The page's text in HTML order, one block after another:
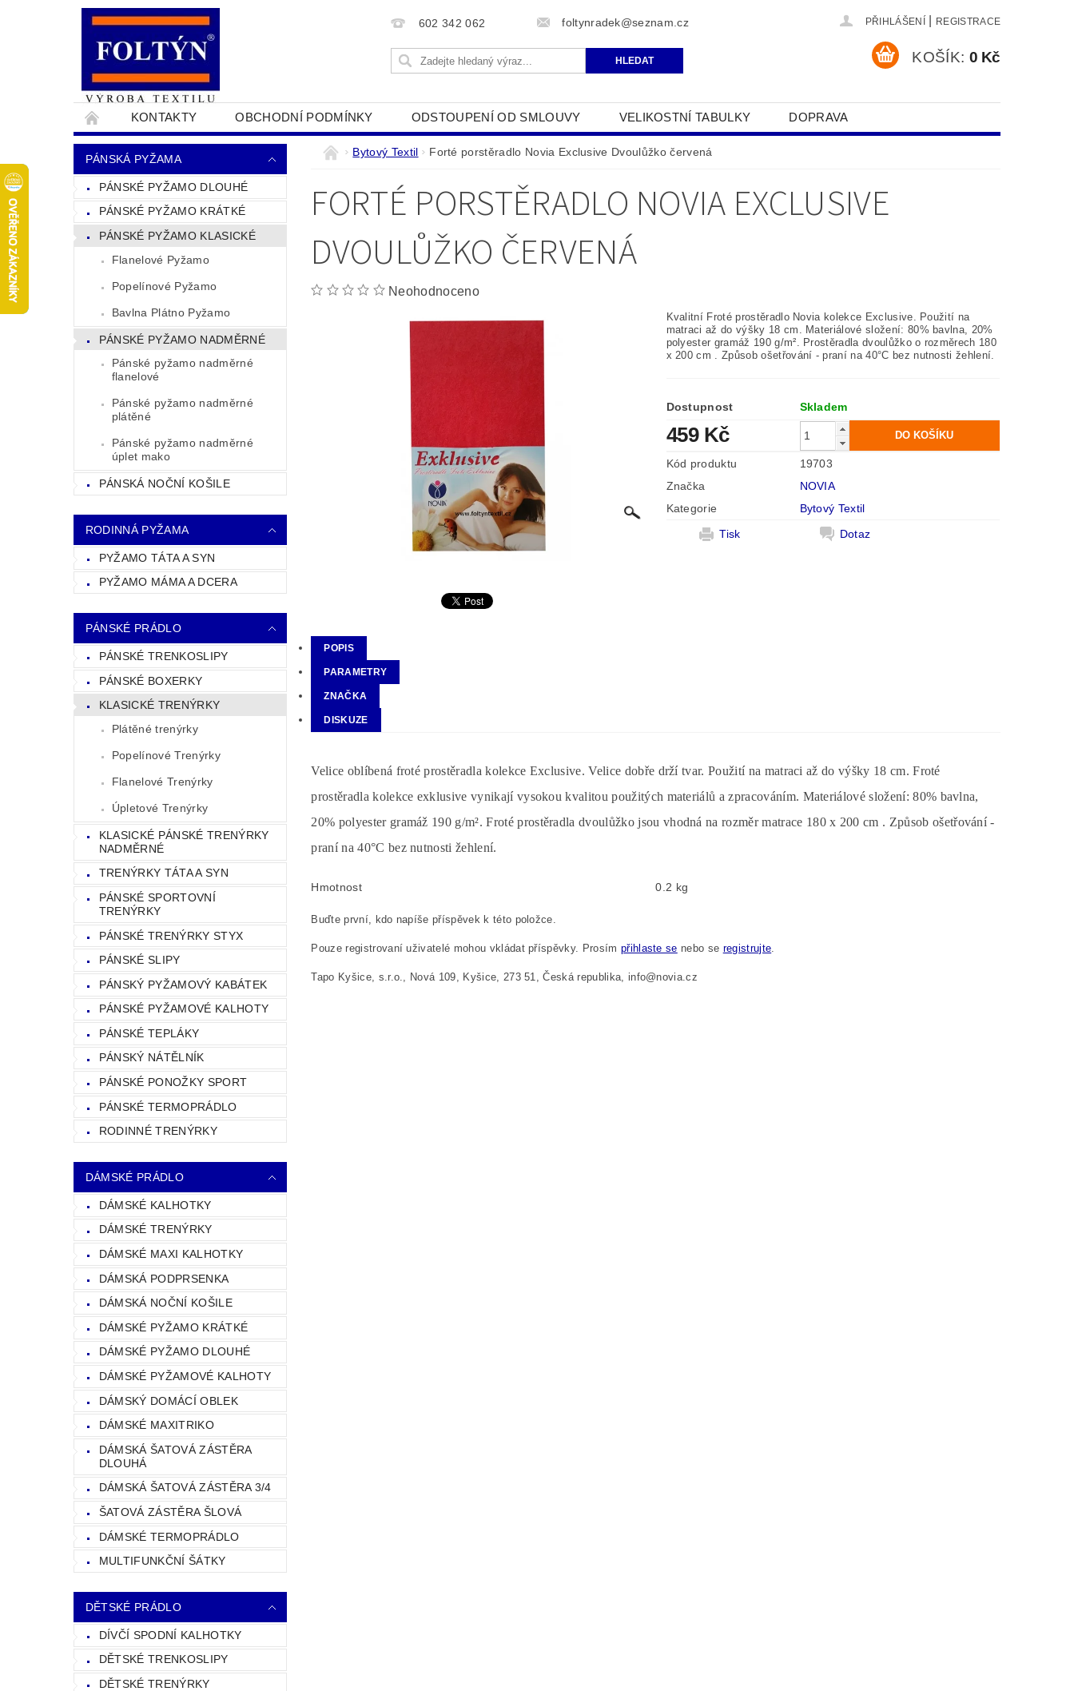
602 342 062 foltynradek@seznam.cz PŘIHLÁŠENÍ REGISTRACE
KOŠÍK: 0 Kč
KONTAKTY OBCHODNÍ PODMÍNKY ODSTOUPENÍ OD SMLOUVY VELIKOSTNÍ TABULKY DOPRAVA
PRO OBCHODNÍKY NAPIŠTE NÁM JAK POUŽÍVÁME COOKIES PODMÍNKY OCHRANY OSOBNÍCH ÚDAJŮ
PÁNSKÁ PYŽAMA
PÁNSKÉ PYŽAMO DLOUHÉ
PÁNSKÉ PYŽAMO KRÁTKÉ
PÁNSKÉ PYŽAMO KLASICKÉ
Flanelové Pyžamo
Popelínové Pyžamo
Bavlna Plátno Pyžamo
PÁNSKÉ PYŽAMO NADMĚRNÉ
Pánské pyžamo nadměrné
flanelové
Pánské pyžamo nadměrné
plátěné
Pánské pyžamo nadměrné
úplet mako
PÁNSKÁ NOČNÍ KOŠILE
RODINNÁ PYŽAMA
PYŽAMO TÁTA A SYN
PYŽAMO MÁMA A DCERA
PÁNSKÉ PRÁDLO
PÁNSKÉ TRENKOSLIPY
PÁNSKÉ BOXERKY
KLASICKÉ TRENÝRKY
Plátěné trenýrky
Popelínové Trenýrky
Flanelové Trenýrky
Úpletové Trenýrky
KLASICKÉ PÁNSKÉ TRENÝRKY
NADMĚRNÉ
TRENÝRKY TÁTA A SYN
PÁNSKÉ SPORTOVNÍ
TRENÝRKY
PÁNSKÉ TRENÝRKY STYX
PÁNSKÉ SLIPY
PÁNSKÝ PYŽAMOVÝ KABÁTEK
PÁNSKÉ PYŽAMOVÉ KALHOTY
PÁNSKÉ TEPLÁKY
PÁNSKÝ NÁTĚLNÍK
PÁNSKÉ PONOŽKY SPORT
PÁNSKÉ TERMOPRÁDLO
RODINNÉ TRENÝRKY
DÁMSKÉ PRÁDLO
DÁMSKÉ KALHOTKY
DÁMSKÉ TRENÝRKY
DÁMSKÉ MAXI KALHOTKY
DÁMSKÁ PODPRSENKA
DÁMSKÁ NOČNÍ KOŠILE
DÁMSKÉ PYŽAMO KRÁTKÉ
DÁMSKÉ PYŽAMO DLOUHÉ
DÁMSKÉ PYŽAMOVÉ KALHOTY
DÁMSKÝ DOMÁCÍ OBLEK
DÁMSKÉ MAXITRIKO
DÁMSKÁ ŠATOVÁ ZÁSTĚRA
DLOUHÁ
DÁMSKÁ ŠATOVÁ ZÁSTĚRA 3/4
ŠATOVÁ ZÁSTĚRA ŠLOVÁ
DÁMSKÉ TERMOPRÁDLO
MULTIFUNKČNÍ ŠÁTKY
DĚTSKÉ PRÁDLO
DÍVČÍ SPODNÍ KALHOTKY
DĚTSKÉ TRENKOSLIPY
DĚTSKÉ TRENÝRKY
Bytový Textil Forté porstěradlo Novia Exclusive Dvoulůžko červená
FORTÉ PORSTĚRADLO NOVIA EXCLUSIVE
DVOULŮŽKO ČERVENÁ
Neohodnoceno
Kvalitní Froté prostěradlo Novia kolekce Exclusive. Použití na
matraci až do výšky 18 cm. Materiálové složení: 80% bavlna, 20%
polyester gramáž 190 g/m². Prostěradla dvoulůžko o rozměrech 180
x 200 cm . Způsob ošetřování - praní na40°C bez nutnosti žehlení.
Dostupnost Skladem
459 Kč
Kód produktu
19703
Značka
NOVIA
Kategorie
Bytový Textil
Tisk
Dotaz
POPIS
PARAMETRY
ZNAČKA
DISKUZE
Velice oblíbená froté prostěradla kolekce Exclusive. Velice dobře drží tvar. Použití na matraci až do výšky 18 cm. Froté
prostěradla kolekce exklusive vynikají vysokou kvalitou použitých materiálů a zpracováním. Materiálové složení: 80% bavlna,
20% polyester gramáž 190 g/m². Froté prostěradla dvoulůžko jsou vhodná na rozměr matrace 180 x 200 cm . Způsob ošetřování -
praní na40°C bez nutnosti žehlení.
Hmotnost 0.2 kg
Buďte první, kdo napíše příspěvek k této položce.
Pouze registrovaní uživatelé mohou vkládat příspěvky. Prosím přihlaste se nebo se registrujte.
Tapo Kyšice, s.r.o., Nová 109, Kyšice, 273 51, Česká republika, info@novia.cz